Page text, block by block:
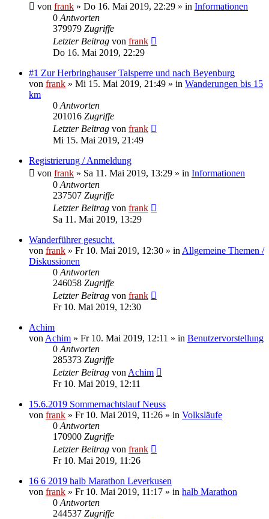
von frank » Do 16. Mai 2019, 22:29 » in Informationen
0 Antworten
379979 Zugriffe
Letzter Beitrag von frank
Do 16. Mai 2019, 22:29
#1 Zur Herbringhauser Talsperre und nach Beyenburg
von frank » Mi 15. Mai 2019, 21:49 » in Wanderungen bis 15
km
0 Antworten
201016 Zugriffe
Letzter Beitrag von frank
Mi 15. Mai 2019, 21:49
Registrierung / Anmeldung
von frank » Sa 11. Mai 2019, 13:29 » in Informationen
0 Antworten
237507 Zugriffe
Letzter Beitrag von frank
Sa 11. Mai 2019, 13:29
Wanderführer gesucht.
von frank » Fr 10. Mai 2019, 12:30 » in Allgemeine Themen /
Diskussionen
0 Antworten
246058 Zugriffe
Letzter Beitrag von frank
Fr 10. Mai 2019, 12:30
Achim
von Achim » Fr 10. Mai 2019, 12:11 » in Benutzervorstellung
0 Antworten
285373 Zugriffe
Letzter Beitrag von Achim
Fr 10. Mai 2019, 12:11
15.6.2019 Sommernachtslauf Neuss
von frank » Fr 10. Mai 2019, 11:26 » in Volksläufe
0 Antworten
170900 Zugriffe
Letzter Beitrag von frank
Fr 10. Mai 2019, 11:26
16 6 2019 halb Marathon Leverkusen
von frank » Fr 10. Mai 2019, 11:17 » in halb Marathon
0 Antworten
244537 Zugriffe